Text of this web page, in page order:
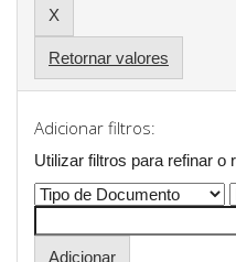
Retornar valores
Adicionar filtros:
Utilizar filtros para refinar o